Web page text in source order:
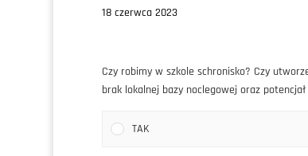
18 czerwca 2023
Czy robimy w szkole schronisko? Czy
brak lokalnej bazy noclegowej oraz
TAK